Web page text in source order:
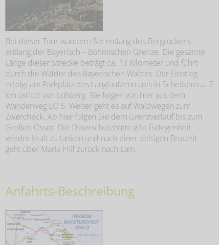
Bei dieser Tour wandern Sie entlang des Bergrückens
entlang der Bayerisch – Böhmischen Grenze. Die gesamte
Länge dieser Strecke beträgt ca. 13 Kilometer und führt
durch die Wälder des Bayerischen Waldes. Der Einstieg
erfolgt am Parkplatz des Langlaufzentrums in Scheiben ca. 7
km östlich von Lohberg. Sie folgen von hier aus dem
Wanderweg LO 5. Weiter geht es auf Waldwegen zum
Zwercheck. Ab hier folgen Sie dem Grenzverlauf bis zum
Großen Osser. Die Osserschutzhütte gibt Gelegenheit
wieder Kraft zu tanken und nach einer deftigen Brotzeit
geht über Maria Hilf zurück nach Lam.
Anfahrts-Beschreibung